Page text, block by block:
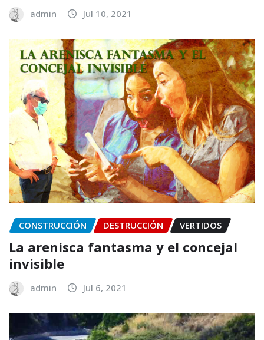
admin Jul 10, 2021
CONSTRUCCIÓN DESTRUCCIÓN VERTIDOS
La arenisca fantasma y el concejal
invisible
admin Jul 6, 2021